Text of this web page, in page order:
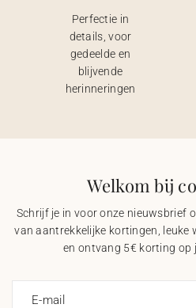
Perfectie in
details, voor
gedeelde en
blijvende
herinneringen
Welkom bij
Schrijf je in voor onze nieuwsbrief
van aantrekkelijke kortingen, leuke
en ontvang 5€ korting op
E-mail